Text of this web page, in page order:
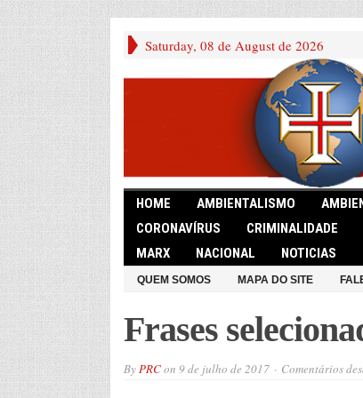
Saturday, 08 de August de 2026
HOME AMBIENTALISMO
CORONAVÍRUS
CRIMINALIDADE
MARX
NACIONAL NOTICIAS
QUEM SOMOS MAPA DO SITE
Frases
ByPRCon 9 de julho de 2017 Comentários